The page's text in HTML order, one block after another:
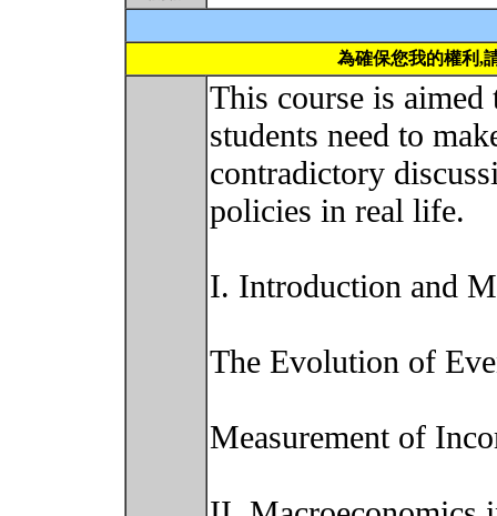
為確保您我的權利,
This course is
students need to
contradictory
policies in real life.
I. Introduction and
The Evolution of
Measurement of